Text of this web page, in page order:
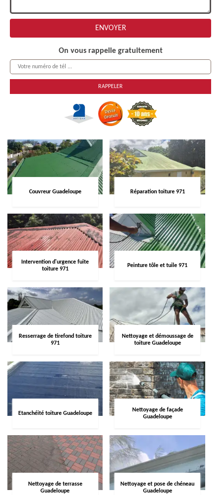
On vous rappelle gratuitement
Couvreur Guadeloupe Réparation toiture 971
Intervention d'urgence fuite
toiture 971
Peinture tôle et tuile 971
Resserrage de tirefond toiture
971
Nettoyage et démoussage de
toiture Guadeloupe
Etanchéité toiture Guadeloupe
Nettoyage de façade
Guadeloupe
Nettoyage de terrasse
Guadeloupe
Nettoyage et pose de chéneau
Guadeloupe